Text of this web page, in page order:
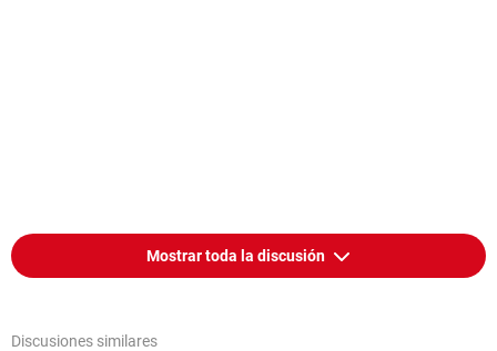
Mostrar toda la discusión
Discusiones similares